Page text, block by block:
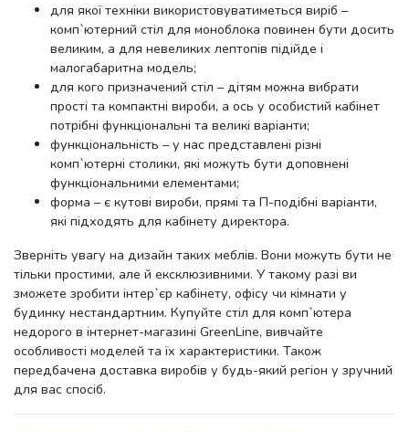
для якої техніки використовуватиметься виріб –
комп`ютерний стіл для моноблока повинен бути досить
великим, а для невеликих лептопів підійде і
малогабаритна модель;
для кого призначений стіл – дітям можна вибрати
прості та компактні вироби, а ось у особистий кабінет
потрібні функціональні та великі варіанти;
функціональність – у нас представлені різні
комп`ютерні столики, які можуть бути доповнені
функціональними елементами;
форма – є кутові вироби, прямі та П-подібні варіанти,
які підходять для кабінету директора.
Зверніть увагу на дизайн таких меблів. Вони можуть бути не
тільки простими, але й ексклюзивними. У такому разі ви
зможете зробити інтер`єр кабінету, офісу чи кімнати у
будинку нестандартним. Купуйте стіл для комп`ютера
недорого в інтернет-магазині GreenLine, вивчайте
особливості моделей та їх характеристики. Також
передбачена доставка виробів у будь-який регіон у зручний
для вас спосіб.